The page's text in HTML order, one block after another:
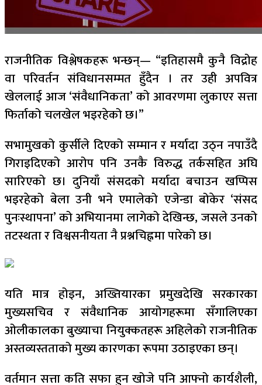
राजनीतिक विश्लेषकहरू भन्छन्— “इतिहासमै कुनै विद्रोह
वा परिवर्तन संविधानसम्मत हुँदैन । तर उही अपवित्र
खेललाई आज ‘संवैधानिकता’ को आवरणमा लुकाएर सत्ता
फिर्ताको चलखेल भइरहेको छ।”
सभामुखको कुर्सीले दिएको सम्मान र मर्यादा उठ्न नपाउँदै
गिराइदिएको आरोप पनि उनकै विरुद्ध तर्कसहित अघि
सारिएको छ। दुनियाँ संसदको मर्यादा बचाउन खप्पिस
भइरहेको बेला उनी भने एमालेको एजेन्डा बोकेर ‘संसद
पुनःस्थापना’ को अभियानमा लागेको देखिन्छ, जसले उनको
तटस्थता र विश्वसनीयता नै प्रश्नचिह्नमा पारेको छ।
यति मात्र होइन, अख्तियारका प्रमुखदेखि सरकारका
मुख्यसचिव र संवैधानिक आयोगहरूमा सँगालिएका
ओलीकालका बुख्याचा नियुक्कतहरू अहिलेको राजनीतिक
अस्तव्यस्तताको मुख्य कारणका रूपमा उठाइएका छन्।
वर्तमान सत्ता कति सफा हुन खोजे पनि आफ्नो कार्यशैली,